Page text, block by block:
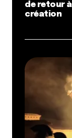
de retour
création